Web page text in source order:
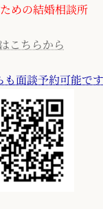
めの結婚相談所
こちらから
面談予約可能です